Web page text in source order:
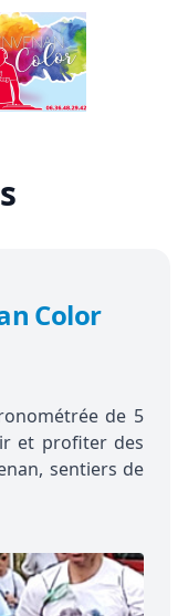
Color
de 5
et profiter des
sentiers de